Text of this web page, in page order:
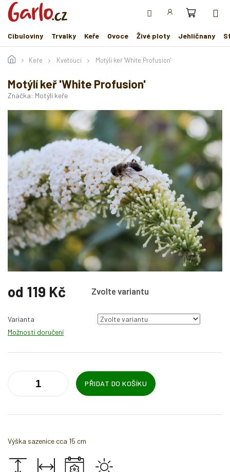
Přejít
obsah
Cibuloviny
Trvalky Keře Ovoce Živé ploty Jehličnany
Keře Kvetoucí Motýlí keř 'White Profusion'
Motýlí keř 'White Profusion'
Značka: Motýlí keře
od 119 Kč Zvolte variantu
cena:
Varianta
Možnosti doručení
PŘIDAT DO KOŠÍKU
Výška sazenice cca 15 cm